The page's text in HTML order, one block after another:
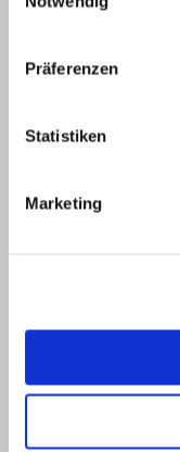
Präferenzen
Statistiken
Marketing
seinen
2025
IN